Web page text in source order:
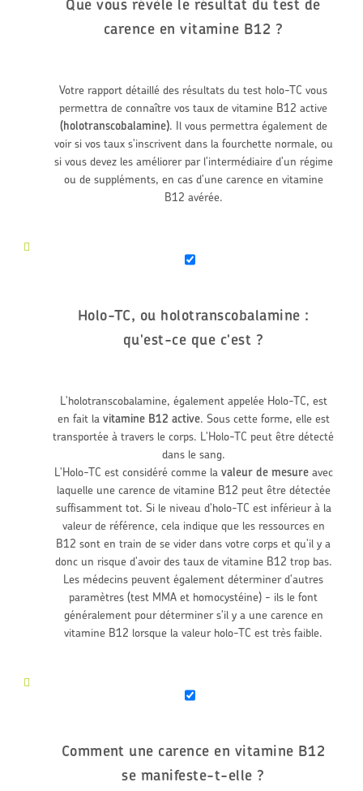
Que vous révèle le résultat du test de
carence en vitamine B12 ?
Votre rapport détaillé des résultats du test holo-TC vous
permettra de connaître vos taux de vitamine B12 active
(holotranscobalamine). Il vous permettra également de
voir si vos taux s'inscrivent dans la fourchette normale, ou
si vous devez les améliorer par l'intermédiaire d'un régime
ou de suppléments, en cas d'une carence en vitamine
B12 avérée.
Holo-TC, ou holotranscobalamine :
qu'est-ce que c'est ?
L'holotranscobalamine, également appelée Holo-TC, est
en fait la vitamine B12 active. Sous cette forme, elle est
transportée à travers le corps. L'Holo-TC peut être détecté
dans le sang.
L'Holo-TC est considéré comme la valeur de mesureavec
laquelle une carence de vitamine B12 peut être détectée
suffisamment tot. Si le niveau d'holo-TC est inférieur à la
valeur de référence, cela indique que les ressources en
B12 sont en train de se vider dans votre corps et qu'il y a
donc un risque d'avoir des taux de vitamine B12 trop bas.
Les médecins peuvent également déterminer d'autres
paramètres (test MMA et homocystéine) - ils le font
généralement pour déterminer s'il y a une carence en
vitamine B12 lorsque la valeur holo-TC est très faible.
Comment une carence en vitamine B12
se manifeste-t-elle ?